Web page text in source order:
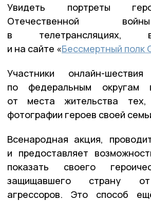
Увидеть портреты
Отечественной
в телетрансляциях,
и на сайте «Бессмертный полк
Участники онлайн-шествия
по федеральным округам
от места жительства тех,
фотографии героев своей
Всенародная акция,
и предоставляет
показать своего
защищавшего страну
агрессоров. Это способ